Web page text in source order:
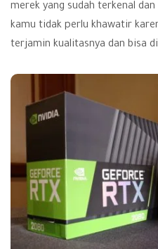
merek yang sudah terkenal
kamu tidak perlu khawatir
terjamin kualitasnya dan bisa